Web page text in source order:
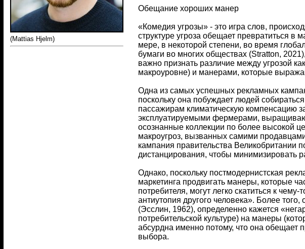
(Mattias Hjelm)
Обещание хороших манер
«Комедия угрозы» - это игра слов,
структуре угроза обещает превратиться в
мере, в некоторой степени, во время
бумаги во многих обществах (Stratton,
важно признать различие между угрозой
макроуровне) и манерами, которые
Одна из самых успешных рекламных
поскольку она побуждает людей
пассажирам климатическую компенсацию
эксплуатируемыми фермерами,
осознанные коллекции по более высокой
макроугроз, вызванных самими
кампания правительства Великобритании
дистанцирования, чтобы минимизировать
Однако, поскольку постмодернистская
маркетинга продвигать манеры, которые
потребителя, могут легко скатиться к
антиутопия другого человека». Более
(Эсслин, 1962), определенно кажется
потребительской культуре) на манеры
абсурдна именно потому, что она обещает
выбора.